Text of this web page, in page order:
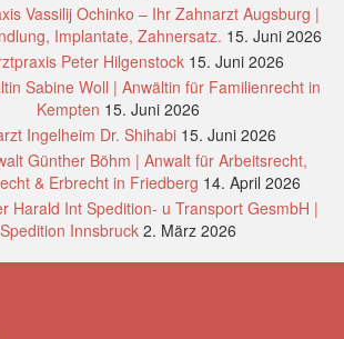
Vassilij Ochinko – Ihr Zahnarzt Augsburg |
Implantate, Zahnersatz. 15. Juni 2026
Peter Hilgenstock 15. Juni 2026
Sabine Woll | Anwältin für Familienrecht in
Kempten 15. Juni 2026
Ingelheim Dr. Shihabi 15. Juni 2026
Günther Böhm | Anwalt für Arbeitsrecht,
& Erbrecht in Friedberg 14. April 2026
Harald Int Spedition- u Transport GesmbH |
Spedition Innsbruck 2. März 2026